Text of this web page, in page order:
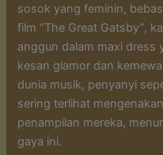
sosok yang feminin,
film “The Great Gatsby”,
anggun dalam maxi dress
kesan glamor dan
dunia musik, penyanyi
sering terlihat
penampilan mereka,
gaya ini.